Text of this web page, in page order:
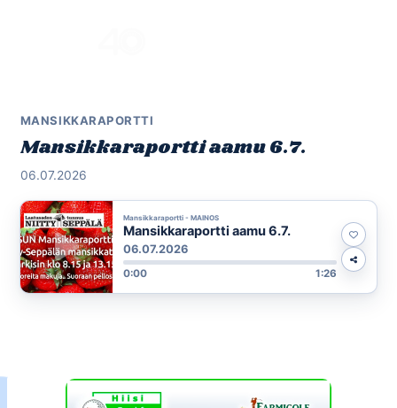
MANSIKKARAPORTTI
Mansikkaraportti aamu 6.7.
06.07.2026
Mansikkaraportti - MAINOS
Mansikkaraportti aamu 6.7.
06.07.2026
0:00 1:26